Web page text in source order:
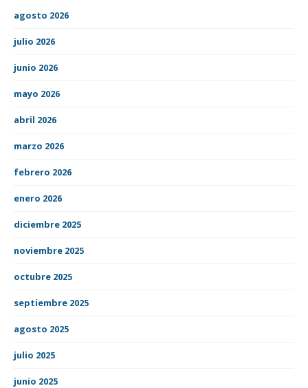
agosto 2026
julio 2026
junio 2026
mayo 2026
abril 2026
marzo 2026
febrero 2026
enero 2026
diciembre 2025
noviembre 2025
octubre 2025
septiembre 2025
agosto 2025
julio 2025
junio 2025